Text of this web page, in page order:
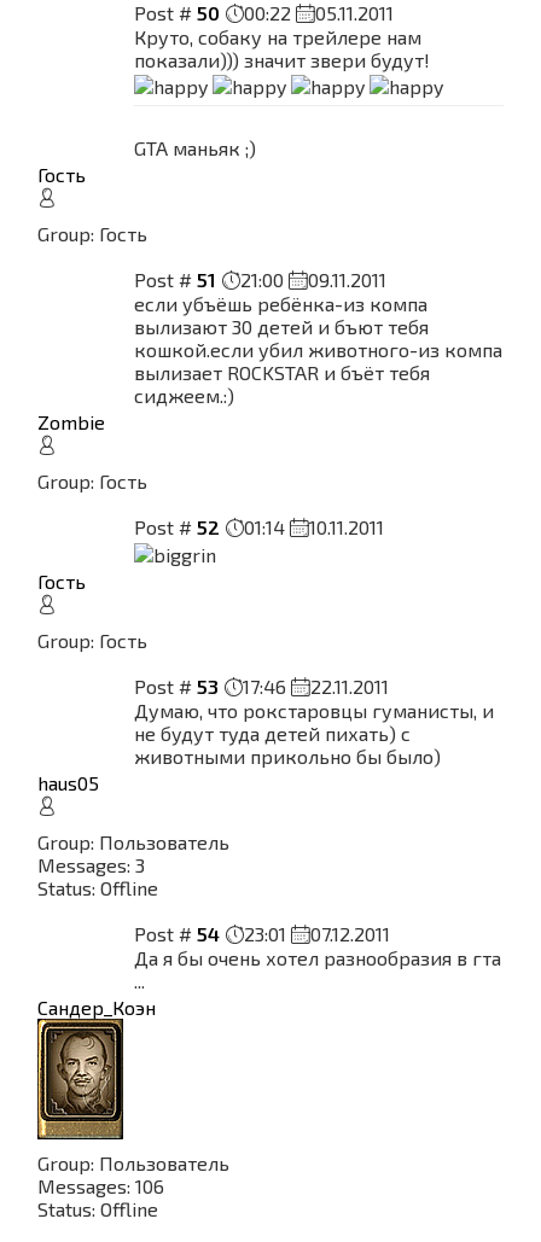
Post # 50 00:22
05.11.2011
Круто, собаку на трейлере нам
показали))) значит звери будут!
GTA маньяк ;)
Гость
Group: Гость
Post # 51 21:00
09.11.2011
если убъёшь ребёнка-из компа
вылизают 30 детей и бъют тебя
кошкой.если убил животного-из компа
вылизает ROCKSTAR и бъёт тебя
сиджеем.:)
Zombie
Group: Гость
Post # 52 01:14 10.11.2011
Гость
Group: Гость
Post # 53 17:46
22.11.2011
Думаю, что рокстаровцы гуманисты, и
не будут туда детей пихать) с
животными прикольно бы было)
haus05
Group: Пользователь
Messages: 3
Status: Offline
Post # 54 23:01
07.12.2011
Да я бы очень хотел разнообразия в гта
...
Сандер_Коэн
Group: Пользователь
Messages: 106
Status: Offline